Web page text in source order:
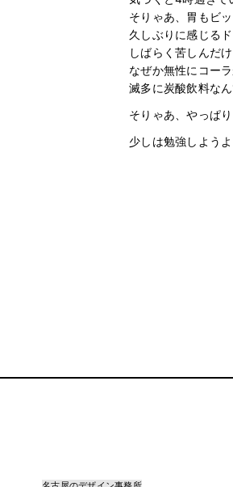
そりゃあ、胃もビッ
久しぶりに感じる
しばらく苦しんだ
なぜか無性にコー
滅多に炭酸飲料な
そりゃあ、やっぱ
少しは勉強しよう